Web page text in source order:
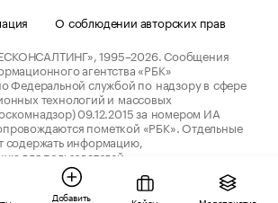
О соблюдении авторских прав
1995–2026.Сообщения
агентства «РБК»
Федеральной службой по надзору в сфере
технологий и массовых
09.12.2015 за номером ИА
пометкой «РБК». Отдельные
содержать информацию,
для пользователей
Добавить